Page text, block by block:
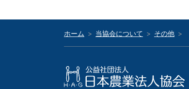
ホーム 当協会について その他